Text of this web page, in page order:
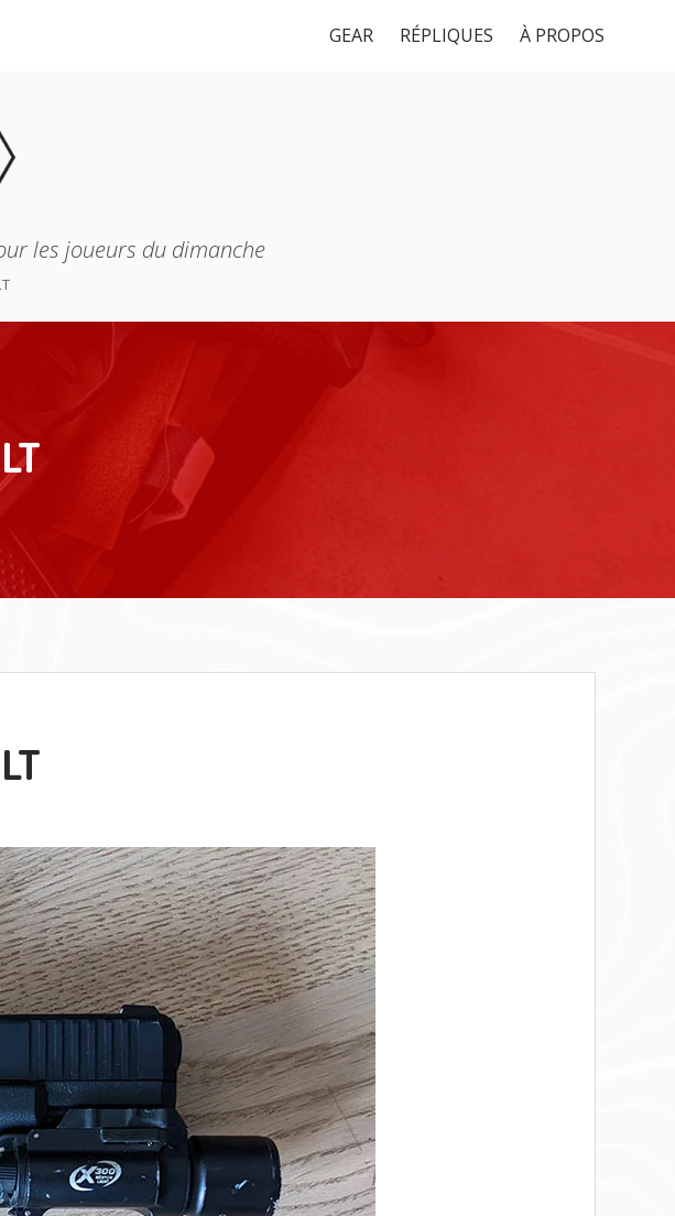
GEAR RÉPLIQUES À PROPOS
les joueurs du dimanche